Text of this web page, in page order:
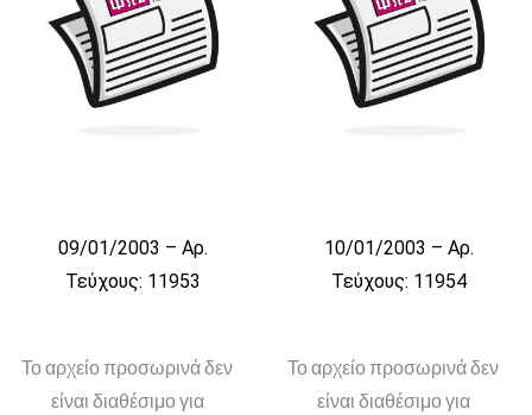
09/01/2003 – Αρ.
Τεύχους: 11953
10/01/2003 – Αρ.
Τεύχους: 11954
Το αρχείο προσωρινά δεν
είναι διαθέσιμο για
Το αρχείο προσωρινά δεν
είναι διαθέσιμο για